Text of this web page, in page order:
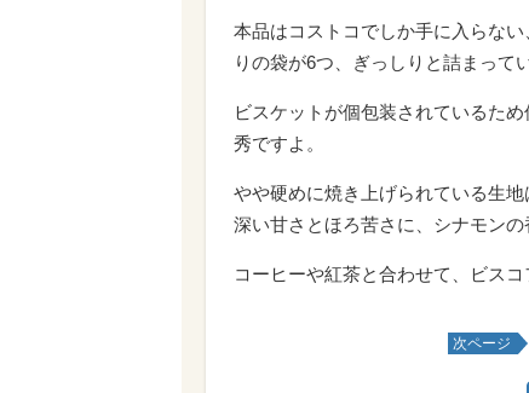
本品はコストコでしか手に入らな
りの袋が6つ、ぎっしりと詰まって
ビスケットが個包装されているた
秀ですよ。
やや硬めに焼き上げられている生
深い甘さとほろ苦さに、シナモン
コーヒーや紅茶と合わせて、ビス
次ページ